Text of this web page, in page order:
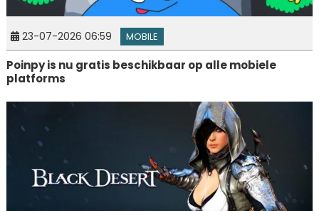
23-07-2026 06:59 MOBILE
Poinpy is nu gratis beschikbaar op alle mobiele
platforms